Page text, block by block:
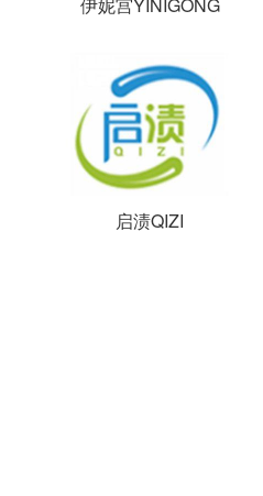
启渍QIZI